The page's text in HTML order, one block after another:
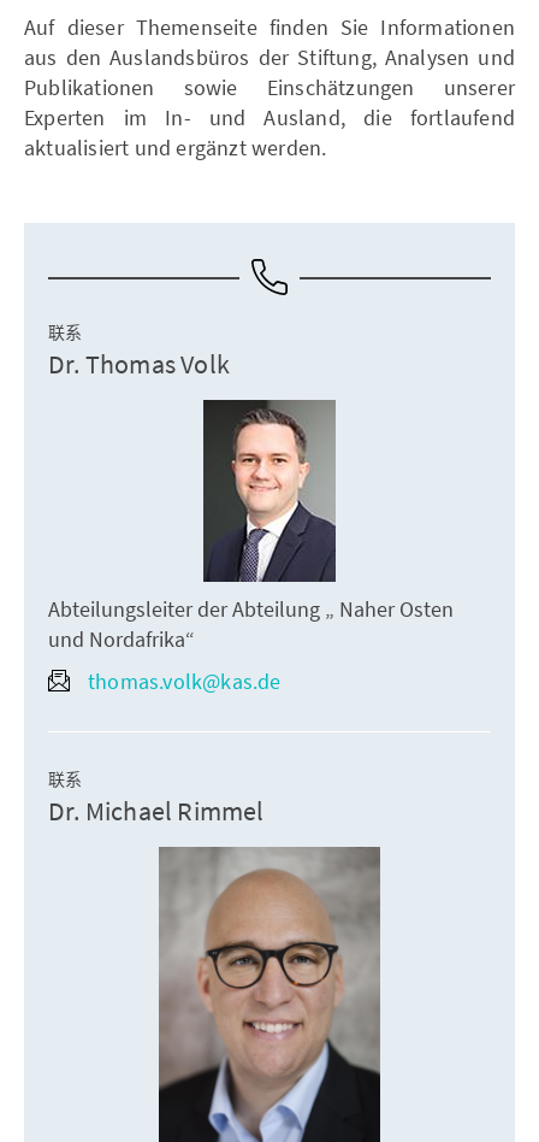
Auf dieser Themenseite finden Sie Informationen
aus den Auslandsbüros der Stiftung, Analysen und
Publikationen sowie Einschätzungen unserer
Experten im In- und Ausland, die fortlaufend
aktualisiert und ergänzt werden.
联系
Dr. Thomas Volk
Abteilungsleiter der Abteilung „ Naher Osten
und Nordafrika“
thomas.volk@kas.de
联系
Dr. Michael Rimmel